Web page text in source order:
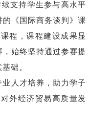
支持学生参与高水平
《国际商务谈判》课
程，课程建设成果显
始终坚持通过参赛提
础。
人才培养，助力学子
外经济贸易高质量发